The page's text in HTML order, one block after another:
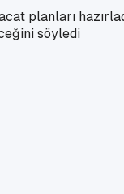
planları
söyledi